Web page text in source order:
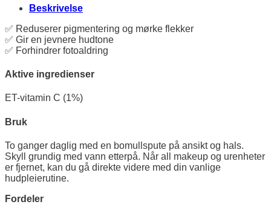
Beskrivelse
✅ Reduserer pigmentering og mørke flekker
✅ Gir en jevnere hudtone
✅ Forhindrer fotoaldring
Aktive ingredienser
ET-vitamin C (1%)
Bruk
To ganger daglig med en bomullspute på ansikt og hals.
Skyll grundig med vann etterpå. Når all makeup og urenheter
er fjernet, kan du gå direkte videre med din vanlige
hudpleierutine.
Fordeler